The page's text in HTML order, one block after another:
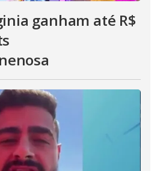
ganham até R$